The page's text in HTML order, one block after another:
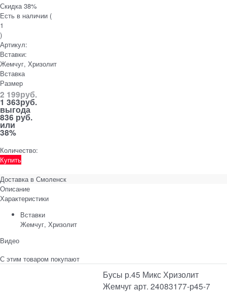
Скидка 38%
Есть в наличии (
1
)
Артикул:
Вставки:
Жемчуг, Хризолит
Вставка
Размер
2 199руб.
1 363руб.
выгода
836 руб.
или
38%
Количество:
Купить
Доставка в Смоленск
Описание
Характеристики
Вставки
Жемчуг, Хризолит
Видео
С этим товаром покупают
Бусы р.45 Микс Хризолит
Жемчуг арт. 24083177-р45-7